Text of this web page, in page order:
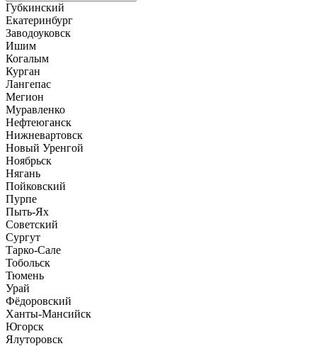
Губкинский
Екатеринбург
Заводоуковск
Ишим
Когалым
Курган
Лангепас
Мегион
Муравленко
Нефтеюганск
Нижневартовск
Новый Уренгой
Ноябрьск
Нягань
Пойковский
Пурпе
Пыть-Ях
Советский
Сургут
Тарко-Сале
Тобольск
Тюмень
Урай
Фёдоровский
Ханты-Мансийск
Югорск
Ялуторовск